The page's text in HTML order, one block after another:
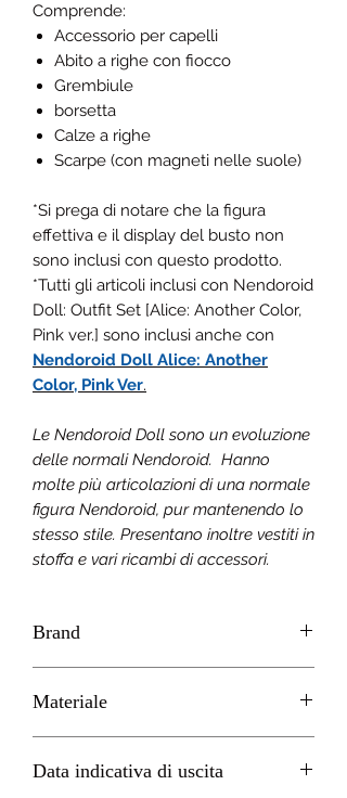
Comprende:
Accessorio per capelli
Abito a righe con fiocco
Grembiule
borsetta
Calze a righe
Scarpe (con magneti nelle suole)
*Si prega di notare che la figura
effettiva e il display del busto non
sono inclusi con questo prodotto.
*Tutti gli articoli inclusi con Nendoroid
Doll: Outfit Set [Alice: Another Color,
Pink ver.] sono inclusi anche con
Nendoroid Doll Alice: Another
Color, Pink Ver.
Le Nendoroid Doll sono un evoluzione
delle normali Nendoroid. Hanno
molte più articolazioni di una normale
figura Nendoroid, pur mantenendo lo
stesso stile. Presentano inoltre vestiti in
stoffa e vari ricambi di accessori.
Brand
Materiale
Data indicativa di uscita